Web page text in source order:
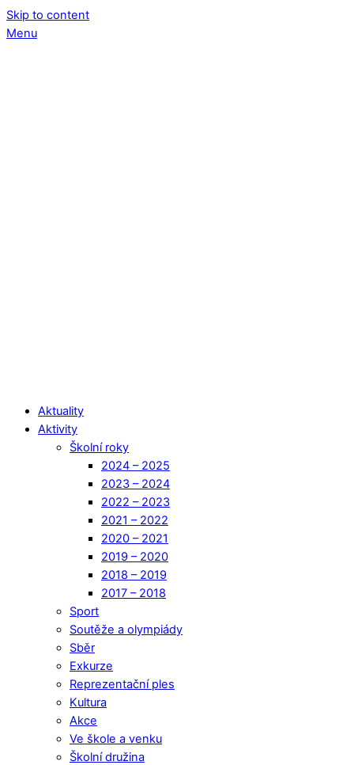
Skip to content
Menu
Aktuality
Aktivity
Školní roky
2024 – 2025
2023 – 2024
2022 – 2023
2021 – 2022
2020 – 2021
2019 – 2020
2018 – 2019
2017 – 2018
Sport
Soutěže a olympiády
Sběr
Exkurze
Reprezentační ples
Kultura
Akce
Ve škole a venku
Školní družina